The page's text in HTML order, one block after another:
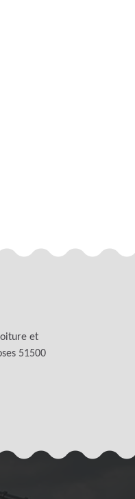
et
51500